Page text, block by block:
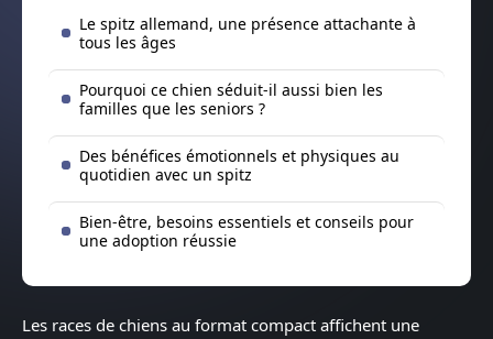
Le spitz allemand, une présence attachante à
tous les âges
Pourquoi ce chien séduit-il aussi bien les
familles que les seniors ?
Des bénéfices émotionnels et physiques au
quotidien avec un spitz
Bien-être, besoins essentiels et conseils pour
une adoption réussie
Les races de chiens au format compact affichent une